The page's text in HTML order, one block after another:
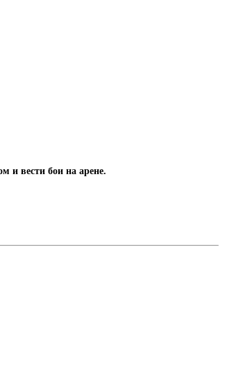
и вести бои на арене.